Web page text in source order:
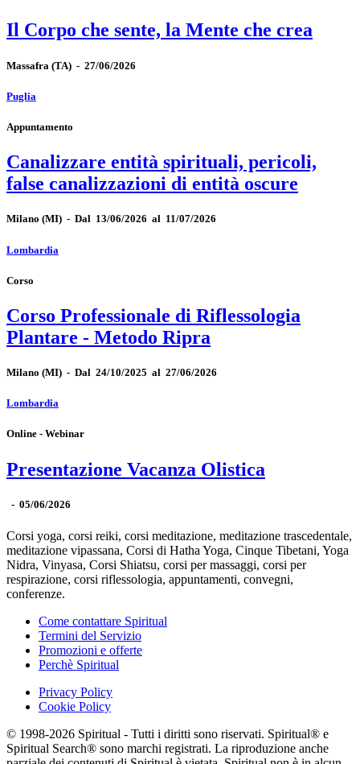
Il Corpo che sente, la Mente che crea
Massafra (TA) - 27/06/2026
Puglia
Appuntamento
Canalizzare entità spirituali, pericoli,
false canalizzazioni di entità oscure
Milano (MI) - Dal 13/06/2026 al 11/07/2026
Lombardia
Corso
Corso Professionale di Riflessologia
Plantare - Metodo Ripra
Milano (MI) - Dal 24/10/2025 al 27/06/2026
Lombardia
Online - Webinar
Presentazione Vacanza Olistica
- 05/06/2026
Corsi yoga, corsi reiki, corsi meditazione, meditazione trascedentale,
meditazione vipassana, Corsi di Hatha Yoga, Cinque Tibetani, Yoga
Nidra, Vinyasa, Corsi Shiatsu, corsi per massaggi, corsi per
respirazione, corsi riflessologia, appuntamenti, convegni,
conferenze.
Come contattare Spiritual
Termini del Servizio
Promozioni e offerte
Perchè Spiritual
Privacy Policy
Cookie Policy
© 1998-2026 Spiritual - Tutti i diritti sono riservati. Spiritual® e
Spiritual Search® sono marchi registrati. La riproduzione anche